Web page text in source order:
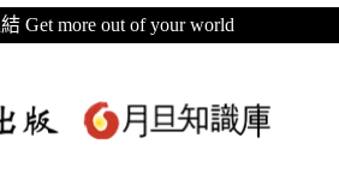
Get more out of your world